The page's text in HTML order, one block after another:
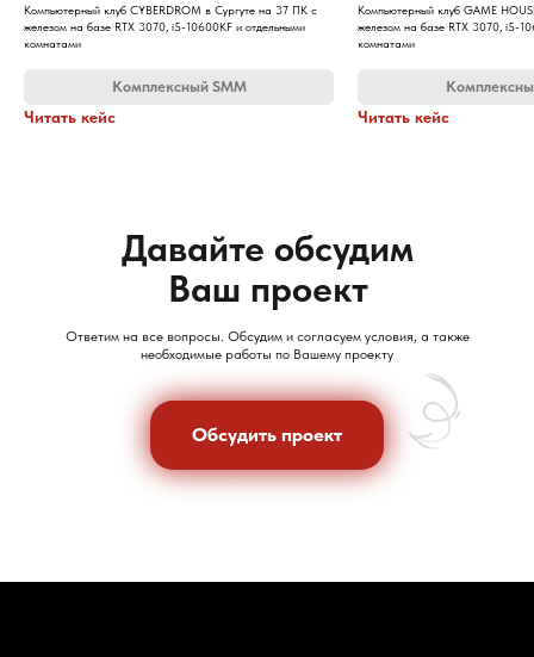
Компьютерный клуб CYBERDROM в Сургуте на 37 ПК с
железом на базе RTX 3070, i5-10600KF и отдельными
комнатами
Комплексный SMM
Читать кейс
Компьютерный клуб GAME
железом на базе RTX 3070, i5-
комнатами
Читать кейс
Ответим на все вопросы. Обсудим и согласуем условия, а также
необходимые работы по Вашему проекту
Давайте обсудим
Ваш проект
Обсудить проект
Обсудить проект